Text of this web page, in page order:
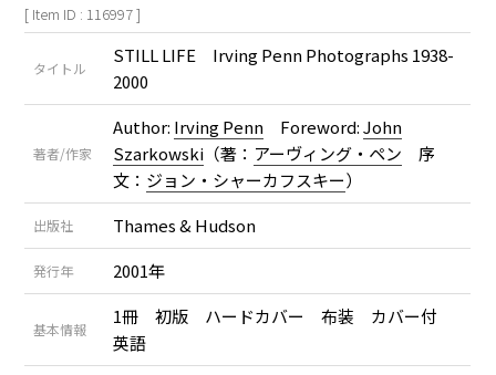
[ Item ID : 116997 ]
タイトル
STILL LIFE Irving Penn Photographs 1938-
2000
著者/作家
Author: Irving Penn Foreword:John
Szarkowski （著： アーヴィング・ペン 序
文： ジョン・シャーカフスキー）
出版社 Thames & Hudson
発行年 2001年
基本情報
1冊 初版 ハードカバー 布装 カバー付
英語